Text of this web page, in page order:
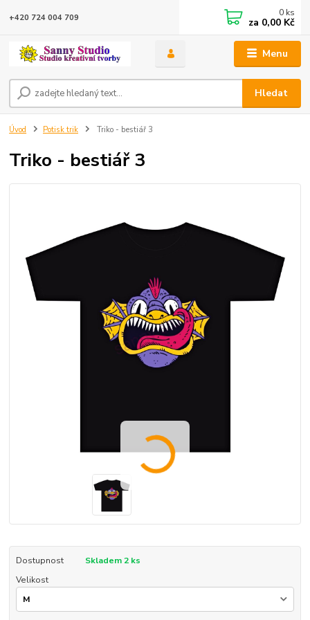
Menu
Hledat
+420 724 004 709 0 ks
za 0,00 Kč
Úvod Potisk trik Triko - bestiář 3
Triko - bestiář 3
Dostupnost
Skladem 2 ks
Velikost